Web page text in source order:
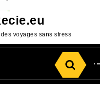
voyages sans stress
for: